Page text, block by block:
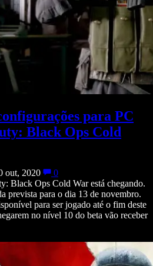
para PC
Black Ops Cold
out, 2020
0
Black Ops Cold War está chegando.
prevista para o dia 13 de novembro.
para ser jogado até o fim deste
no nível 10 do beta vão receber